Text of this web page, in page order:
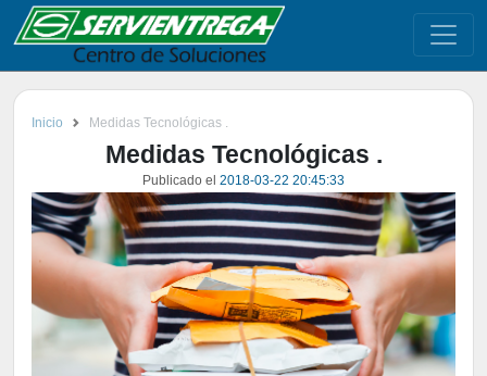
Inicio Medidas Tecnológicas .
Medidas Tecnológicas .
Publicado el 2018-03-22 20:45:33